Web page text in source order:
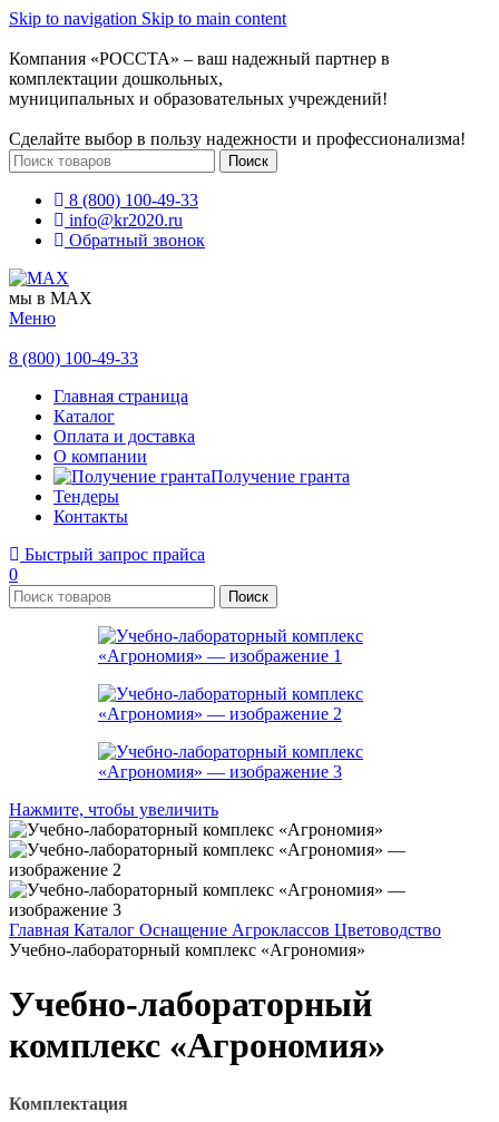
Skip to navigation Skip to main content
Компания «РОССТА» – ваш надежный партнер в
комплектации дошкольных,
муниципальных и образовательных учреждений!
Сделайте выбор в пользу надежности и профессионализма!
Поиск
8 (800) 100-49-33
info@kr2020.ru
Обратный звонок
мы в MAX
Меню
8 (800) 100-49-33
Главная страница
Каталог
Оплата и доставка
О компании
Получение гранта
Тендеры
Контакты
Быстрый запрос прайса
0
Поиск
Нажмите, чтобы увеличить
Главная Каталог Оснащение Агроклассов Цветоводство
Учебно-лабораторный комплекс «Агрономия»
Учебно-лабораторный
комплекс «Агрономия»
Комплектация